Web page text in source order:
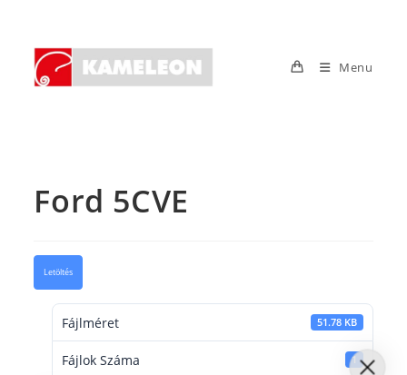
content
Menu
Ford 5CVE
Letöltés
Fájlméret 51.78 KB
Fájlok Száma 1